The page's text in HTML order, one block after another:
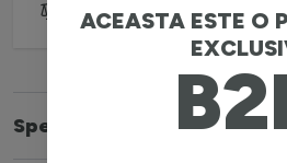
Adaugă pentru comparare
Specificatii
ACEASTA ESTE O